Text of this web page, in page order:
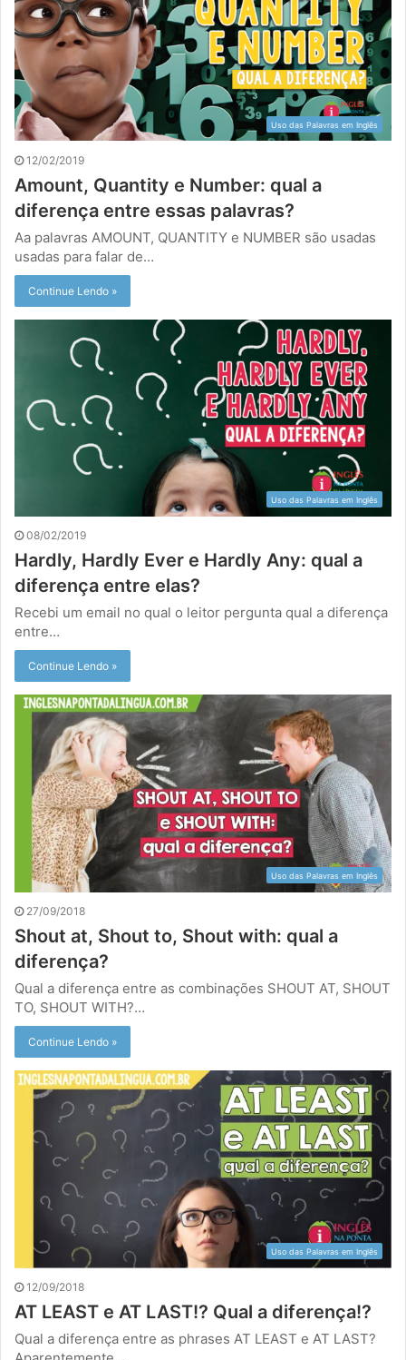
Uso das Palavras em Inglês
12/02/2019
Amount, Quantity e Number: qual a
diferença entre essas palavras?
Aa palavras AMOUNT, QUANTITY e NUMBER são usadas
usadas para falar de…
Continue Lendo »
Uso das Palavras em Inglês
08/02/2019
Hardly, Hardly Ever e Hardly Any: qual a
diferença entre elas?
Recebi um email no qual o leitor pergunta qual a diferença
entre…
Continue Lendo »
Uso das Palavras em Inglês
27/09/2018
Shout at, Shout to, Shout with: qual a
diferença?
Qual a diferença entre as combinações SHOUT AT, SHOUT
TO, SHOUT WITH?…
Continue Lendo »
Uso das Palavras em Inglês
12/09/2018
AT LEAST e AT LAST!? Qual a diferença!?
Qual a diferença entre as phrases AT LEAST e AT LAST?